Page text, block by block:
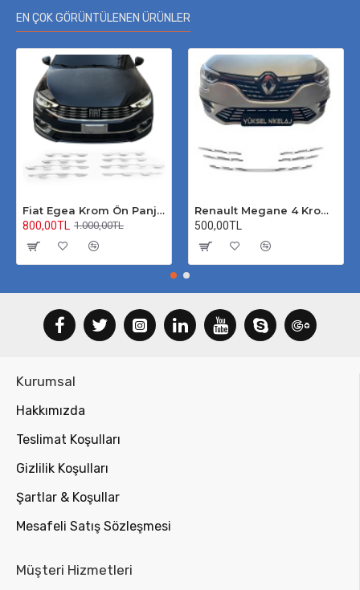
EN ÇOK GÖRÜNTÜLENEN ÜRÜNLER
Fiat Egea Krom Ön Panjur 2020 Üzeri Uyumlu
800,00TL 1.000,00TL
Renault Megane 4 Krom Ön Panjur 2020 Üzeri
500,00TL
Kurumsal
Hakkımızda
Teslimat Koşulları
Gizlilik Koşulları
Şartlar & Koşullar
Mesafeli Satış Sözleşmesi
Müşteri Hizmetleri